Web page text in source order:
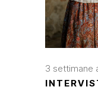
3 settimane